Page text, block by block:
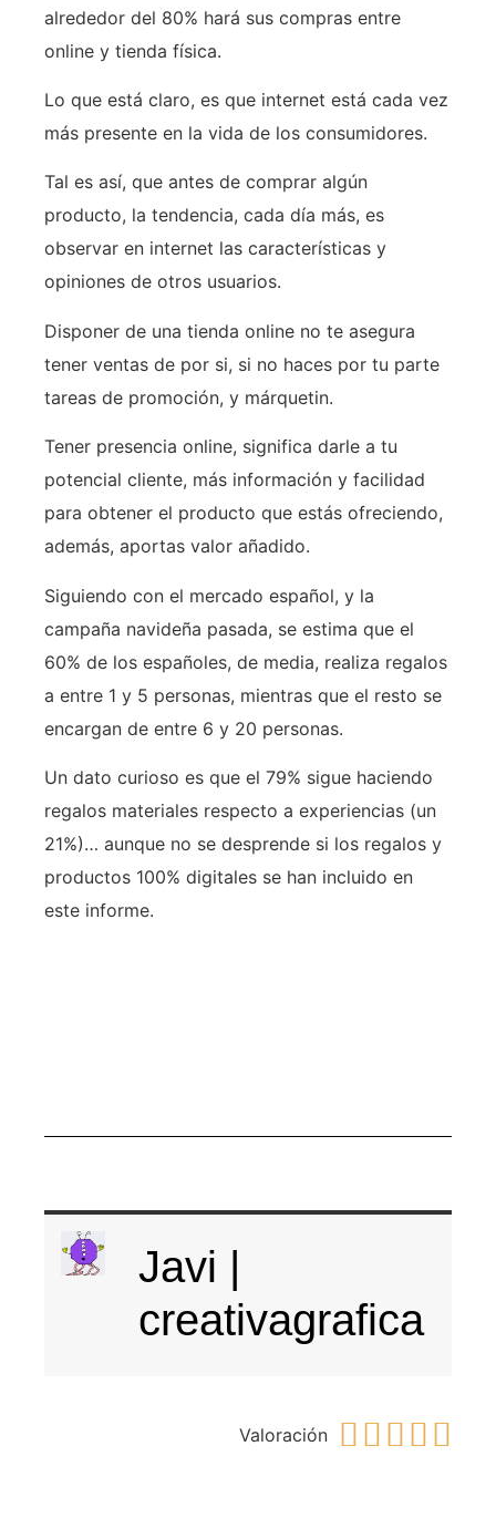
alrededor del 80% hará sus compras entre
online y tienda física.
Lo que está claro, es que internet está cada vez
más presente en la vida de los consumidores.
Tal es así, que antes de comprar algún
producto, la tendencia, cada día más, es
observar en internet las características y
opiniones de otros usuarios.
Disponer de una tienda online no te asegura
tener ventas de por si, si no haces por tu parte
tareas de promoción, y márquetin.
Tener presencia online, significa darle a tu
potencial cliente, más información y facilidad
para obtener el producto que estás ofreciendo,
además, aportas valor añadido.
Siguiendo con el mercado español, y la
campaña navideña pasada, se estima que el
60% de los españoles, de media, realiza regalos
a entre 1 y 5 personas, mientras que el resto se
encargan de entre 6 y 20 personas.
Un dato curioso es que el 79% sigue haciendo
regalos materiales respecto a experiencias (un
21%)… aunque no se desprende si los regalos y
productos 100% digitales se han incluido en
este informe.
Javi |
creativagrafica
Valoración     